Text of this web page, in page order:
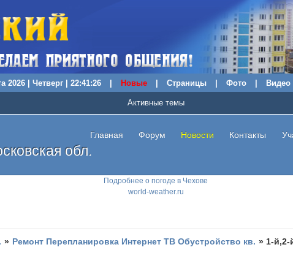
2026 | Четверг | 22:41:27 Новые Страницы Фото Видео
Подробнее о погоде в Чехове
world-weather.ru
обл.
Главная Форум Новости Контакты
Активные темы
» Ремонт Перепланировка Интернет ТВ Обустройство кв. » 1-